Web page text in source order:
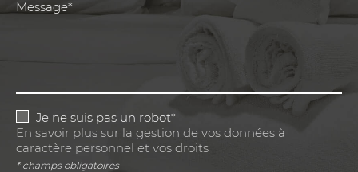
Message*
Je ne suis pas un robot*
En savoir plus sur la gestion de vos données à
caractère personnel et vos droits
* champs obligatoires